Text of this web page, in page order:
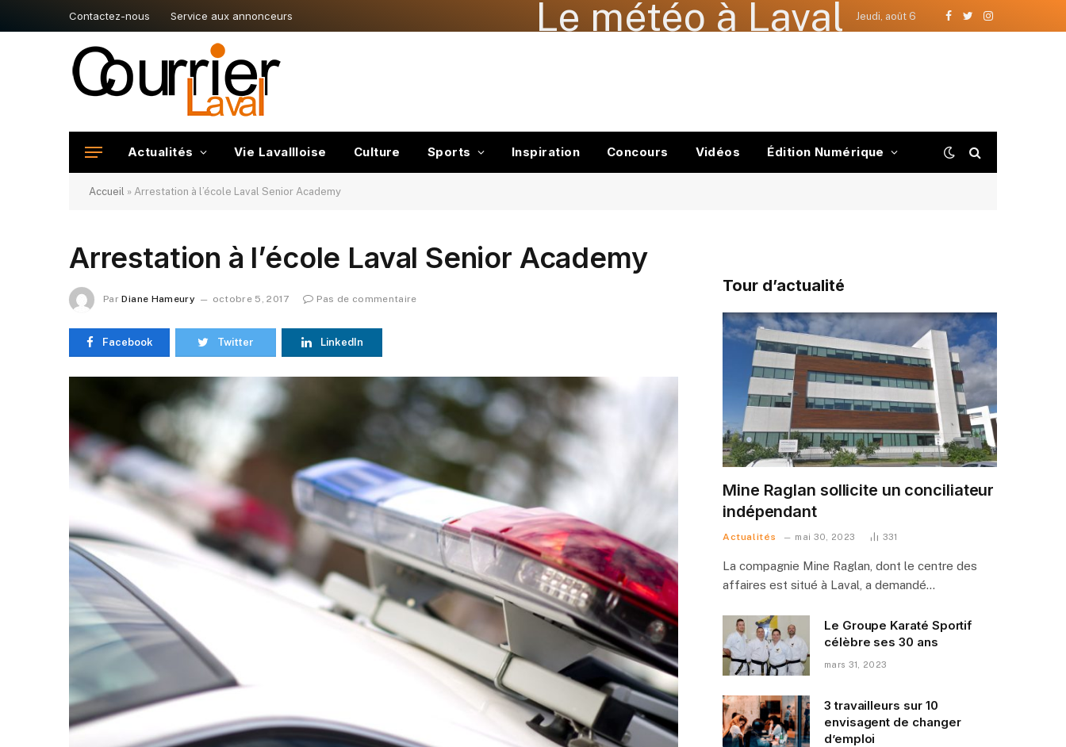
Contactez-nous Service aux annonceurs Le météo à Laval Jeudi, août 6
Facebook
TwitterInstagram
Actualités Vie Lavallloise Culture Sports Inspiration Concours Vidéos Édition Numérique
Accueil » Arrestation à l’école Laval Senior Academy
Arrestation à l’école Laval Senior Academy
Par Diane Hameury octobre 5, 2017 Pas de commentaire
Facebook Twitter LinkedIn
Tour d’actualité
Mine Raglan sollicite un conciliateur
indépendant
Actualités mai 30, 2023 331
La compagnie Mine Raglan, dont le centre des
affaires est situé à Laval, a demandé…
Le Groupe Karaté Sportif
célèbre ses 30 ans
mars 31, 2023
3 travailleurs sur 10
envisagent de changer
d’emploi